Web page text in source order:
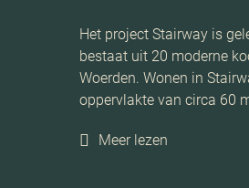
Het project Stairway is
bestaat uit 20 moderne
Woerden. Wonen in
oppervlakte van circa 60
Meer lezen